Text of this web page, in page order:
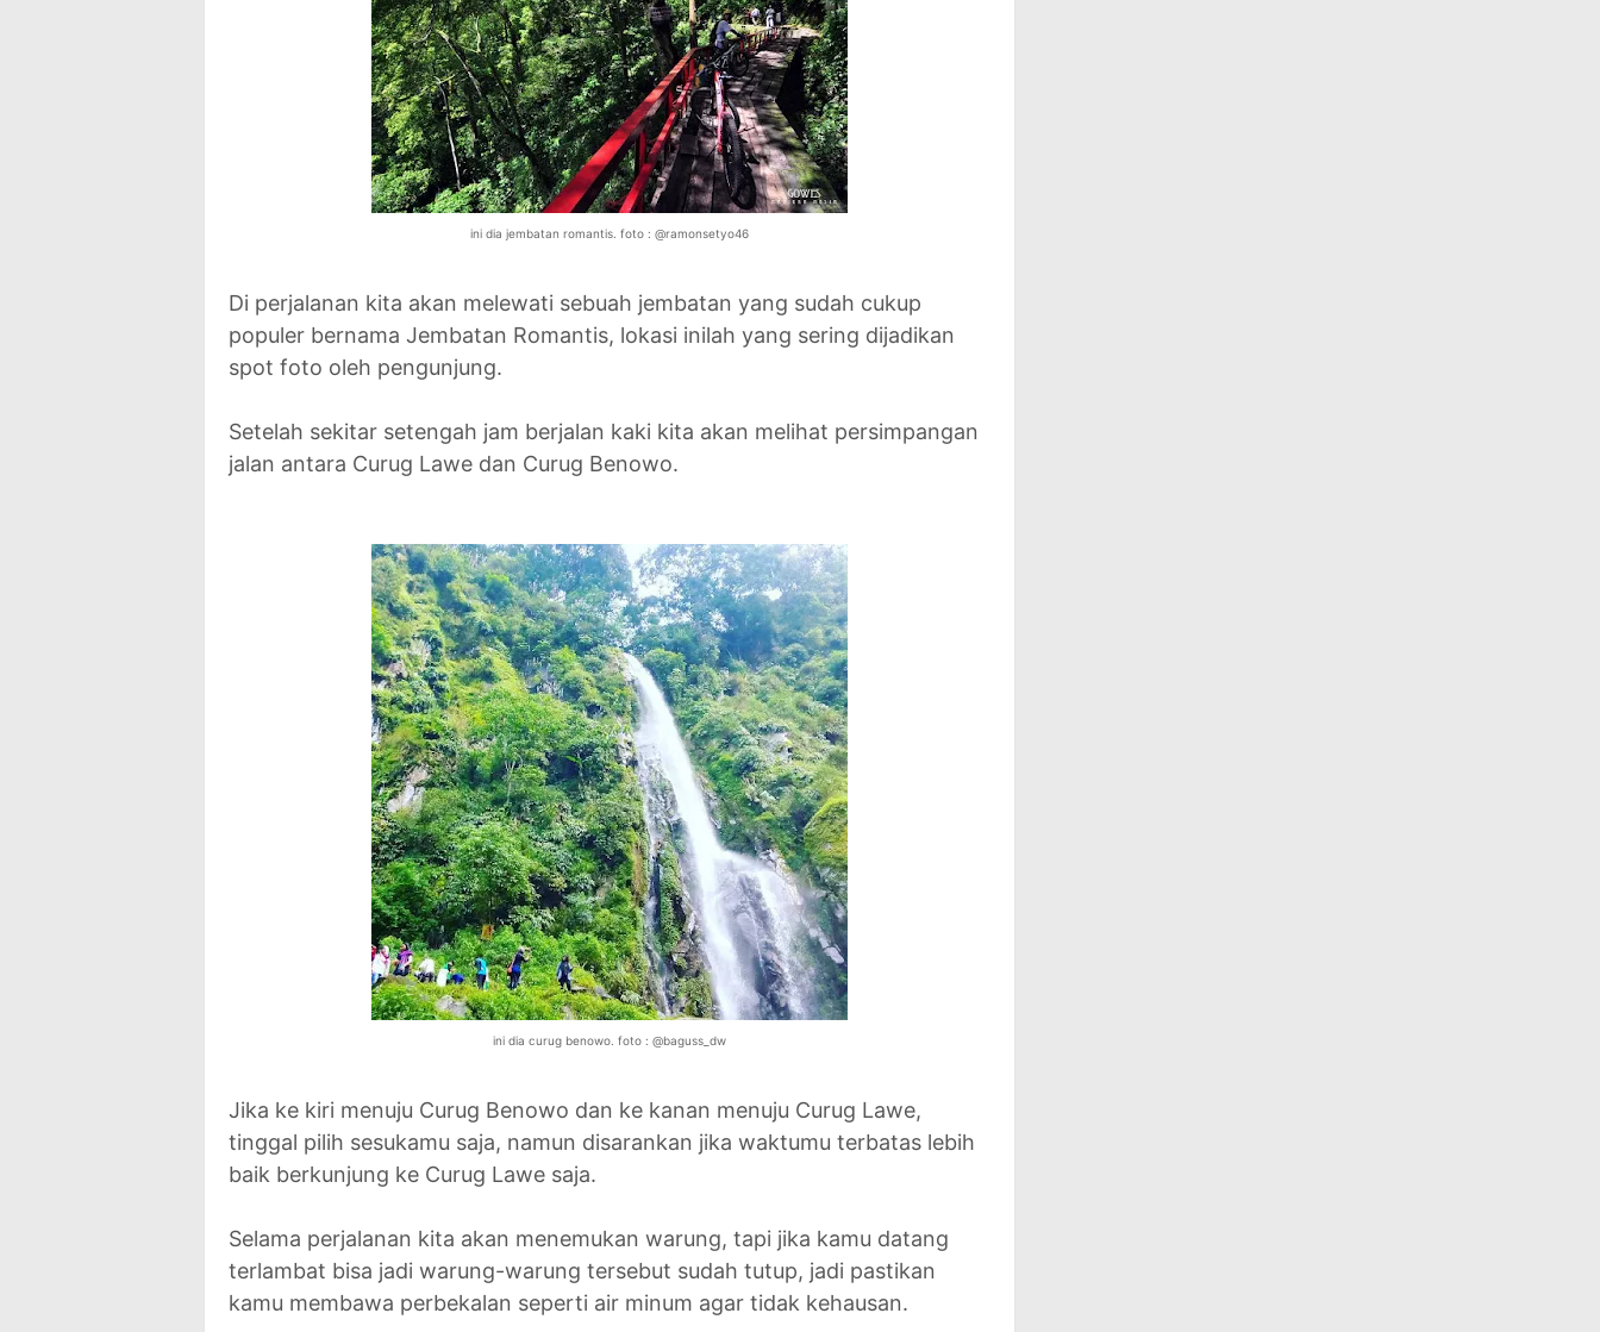
ini dia jembatan romantis. foto : @ramonsetyo46
Di perjalanan kita akan melewati sebuah jembatan yang sudah cukup
populer bernama Jembatan Romantis, lokasi inilah yang sering dijadikan
spot foto oleh pengunjung.
Setelah sekitar setengah jam berjalan kaki kita akan melihat persimpangan
jalan antara Curug Lawe dan Curug Benowo.
ini dia curug benowo. foto : @baguss_dw
Jika ke kiri menuju Curug Benowo dan ke kanan menuju Curug Lawe,
tinggal pilih sesukamu saja, namun disarankan jika waktumu terbatas lebih
baik berkunjung ke Curug Lawe saja.
Selama perjalanan kita akan menemukan warung, tapi jika kamu datang
terlambat bisa jadi warung-warung tersebut sudah tutup, jadi pastikan
kamu membawa perbekalan seperti air minum agar tidak kehausan.